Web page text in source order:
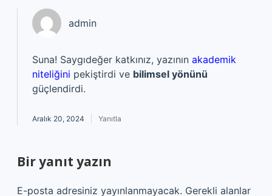
admin
Suna! Saygıdeğer katkınız, yazının akademik
niteliğini pekiştirdi ve bilimsel yönünü
güçlendirdi.
Aralık 20, 2024 Yanıtla
Bir yanıt yazın
E-posta adresiniz yayınlanmayacak. Gerekli alanlar